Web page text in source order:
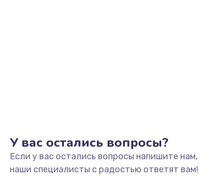
Восстановление после попадания влаги
1700 руб.
У вас остались вопросы?
Если у вас остались вопросы напишите нам,
наши специалисты с радостью ответят вам!